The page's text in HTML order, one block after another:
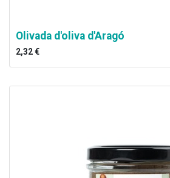
Olivada d'oliva d'Aragó
2,32€